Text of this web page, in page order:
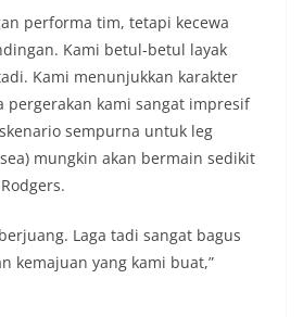
performa tim, tetapi kecewa
Kami betul-betul layak
Kami menunjukkan karakter
pergerakan kami sangat impresif
sempurna untuk leg
mungkin akan bermain sedikit
Laga tadi sangat bagus
kemajuan yang kami buat,”